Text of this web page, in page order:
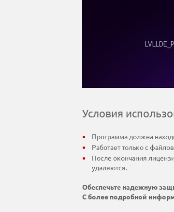
Условия
Программа должна
Работает только с
После окончания
удаляются.
Обеспечьте надежную
С более подробной